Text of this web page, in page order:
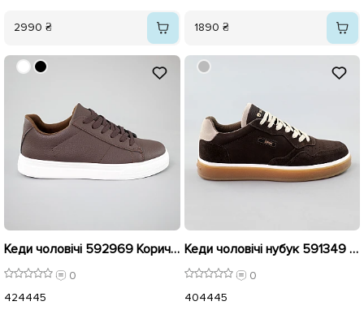
2990 ₴ 1890 ₴
Кеди чоловічі 592969 Коричневі розпродаж
0
424445
Кеди чоловічі нубук 591349 Коричневі розпродаж
0
404445